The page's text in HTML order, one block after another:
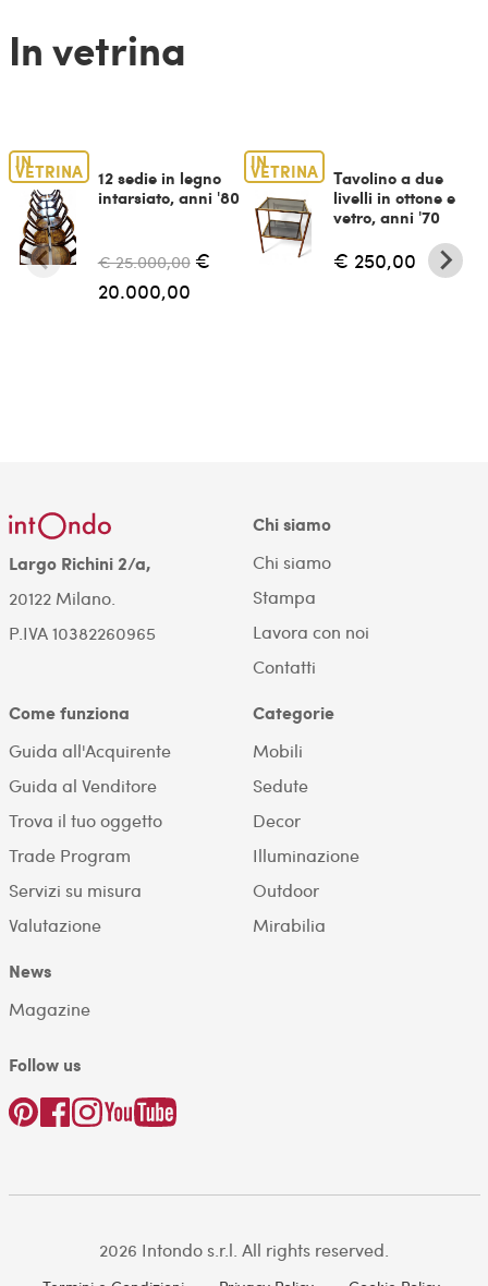
In vetrina
IN
VETRINA
12 sedie in legno
intarsiato, anni '80
€ 25.000,00 €
20.000,00
IN
VETRINA
Tavolino a due
livelli in ottone e
vetro, anni '70
€ 250,00
Largo Richini 2/a,
20122 Milano.
P.IVA 10382260965
Chi siamo
Chi siamo
Stampa
Lavora con noi
Contatti
Come funziona
Guida all'Acquirente
Guida al Venditore
Trova il tuo oggetto
Trade Program
Servizi su misura
Valutazione
Categorie
Mobili
Sedute
Decor
Illuminazione
Outdoor
Mirabilia
News
Magazine
Follow us
2026 Intondo s.r.l. All rights reserved.